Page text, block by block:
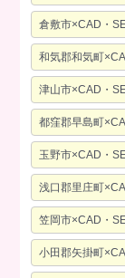
倉敷市×CAD・
和気郡和気町
津山市×CAD・
都窪郡早島町
玉野市×CAD・
浅口郡里庄町
笠岡市×CAD・
小田郡矢掛町